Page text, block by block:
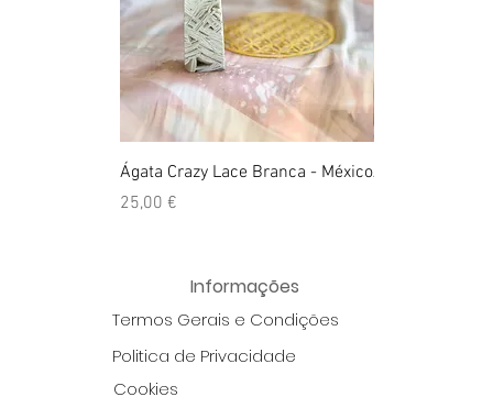
Ágata Crazy Lace Branca - México
Preço
25,00 €
Anel Golden
Informações
Termos Gerais e Condições
Politica de Privacidade
Cookies